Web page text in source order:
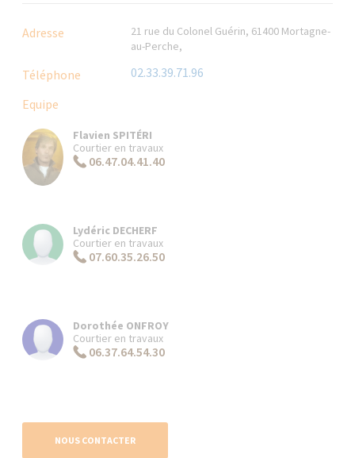
Adresse
21 rue du Colonel Guérin, 61400 Mortagne-
au-Perche,
Téléphone
02.33.39.71.96
Equipe
Flavien SPITÉRI
Courtier en travaux
06.47.04.41.40
Lydéric DECHERF
Courtier en travaux
07.60.35.26.50
Dorothée ONFROY
Courtier en travaux
06.37.64.54.30
NOUS CONTACTER